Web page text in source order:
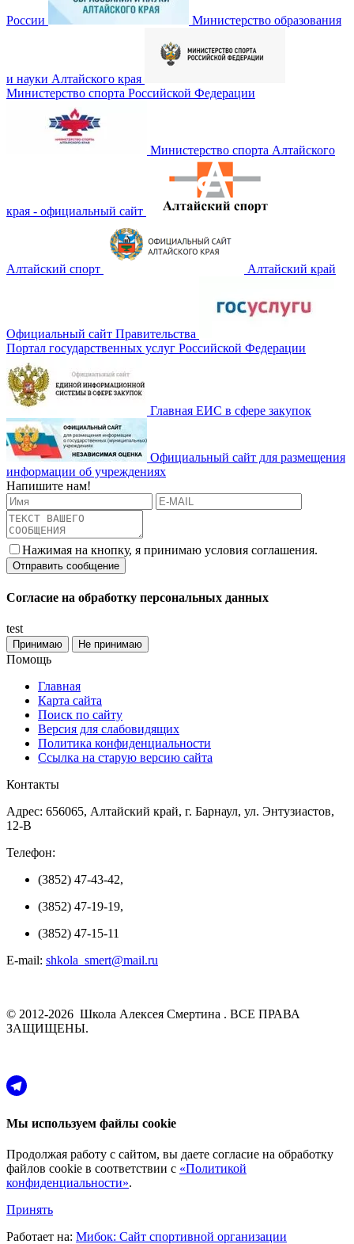
России Министерство образования
и науки Алтайского края
Министерство спорта Российской Федерации
Министерство спорта Алтайского
края - официальный сайт
Алтайский спорт Алтайский край
Официальный сайт Правительства
Портал государственных услуг Российской Федерации
Главная ЕИС в сфере закупок
Официальный сайт для размещения
информации об учреждениях
Напишите нам!
Нажимая на кнопку, я принимаю условия соглашения.
Согласие на обработку персональных данных
test
Принимаю Не принимаю
Помощь
Главная
Карта сайта
Поиск по сайту
Версия для слабовидящих
Политика конфиденциальности
Ссылка на старую версию сайта
Контакты
Адрес: 656065, Алтайский край, г. Барнаул, ул. Энтузиастов,
12-В
Телефон:
(3852) 47-43-42,
(3852) 47-19-19,
(3852) 47-15-11
E-mail: shkola_smert@mail.ru
© 2012-2026 Школа Алексея Смертина . ВСЕ ПРАВА
ЗАЩИЩЕНЫ.
Мы используем файлы cookie
Продолжая работу с сайтом, вы даете согласие на обработку
файлов cookie в соответствии с «Политикой
конфиденциальности».
Принять
Работает на: Мибок: Сайт спортивной организации